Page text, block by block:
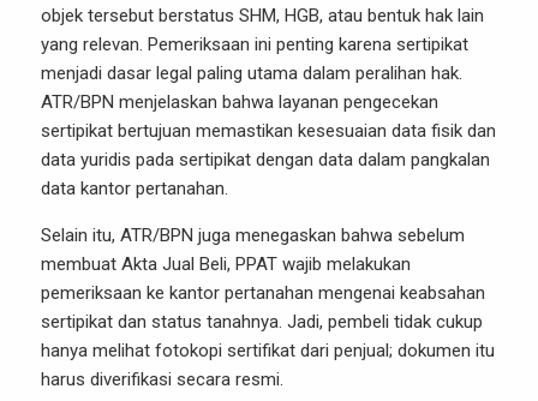
objek tersebut berstatus SHM, HGB, atau bentuk hak lain
yang relevan. Pemeriksaan ini penting karena sertipikat
menjadi dasar legal paling utama dalam peralihan hak.
ATR/BPN menjelaskan bahwa layanan pengecekan
sertipikat bertujuan memastikan kesesuaian data fisik dan
data yuridis pada sertipikat dengan data dalam pangkalan
data kantor pertanahan.
Selain itu, ATR/BPN juga menegaskan bahwa sebelum
membuat Akta Jual Beli, PPAT wajib melakukan
pemeriksaan ke kantor pertanahan mengenai keabsahan
sertipikat dan status tanahnya. Jadi, pembeli tidak cukup
hanya melihat fotokopi sertifikat dari penjual; dokumen itu
harus diverifikasi secara resmi.